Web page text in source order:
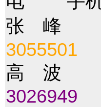
张 峰 市
3055501
高 波
3026949